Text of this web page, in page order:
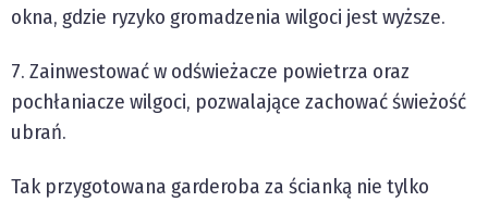
okna, gdzie ryzyko gromadzenia wilgoci jest wyższe.
7. Zainwestować w odświeżacze powietrza oraz
pochłaniacze wilgoci, pozwalające zachować świeżość
ubrań.
Tak przygotowana garderoba za ścianką nie tylko